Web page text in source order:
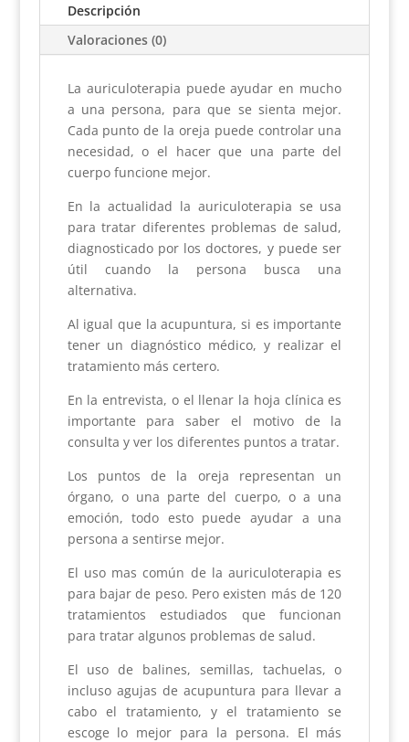
Descripción
Valoraciones (0)
La auriculoterapia puede ayudar en mucho
a una persona, para que se sienta mejor.
Cada punto de la oreja puede controlar una
necesidad, o el hacer que una parte del
cuerpo funcione mejor.
En la actualidad la auriculoterapia se usa
para tratar diferentes problemas de salud,
diagnosticado por los doctores, y puede ser
útil cuando la persona busca una
alternativa.
Al igual que la acupuntura, si es importante
tener un diagnóstico médico, y realizar el
tratamiento más certero.
En la entrevista, o el llenar la hoja clínica es
importante para saber el motivo de la
consulta y ver los diferentes puntos a tratar.
Los puntos de la oreja representan un
órgano, o una parte del cuerpo, o a una
emoción, todo esto puede ayudar a una
persona a sentirse mejor.
El uso mas común de la auriculoterapia es
para bajar de peso. Pero existen más de 120
tratamientos estudiados que funcionan
para tratar algunos problemas de salud.
El uso de balines, semillas, tachuelas, o
incluso agujas de acupuntura para llevar a
cabo el tratamiento, y el tratamiento se
escoge lo mejor para la persona. El más